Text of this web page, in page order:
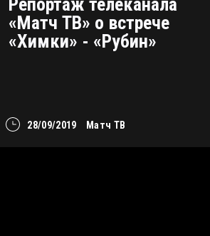
28/09/2019 Матч ТВ
«Матч ТВ» о встрече
«Химки» - «Рубин»